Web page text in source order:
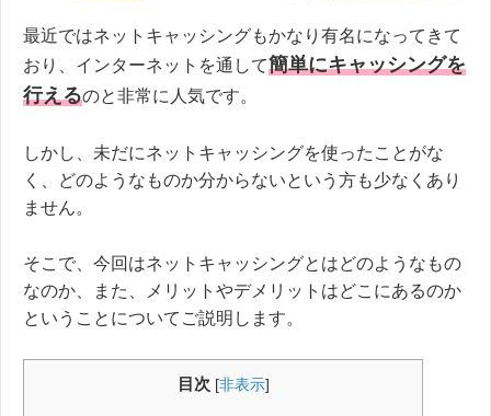
最近ではネットキャッシングもかなり有名になってきて
おり、インターネットを通して簡単にキャッシングを
行えるのと非常に人気です。
しかし、未だにネットキャッシングを使ったことがな
く、どのようなものか分からないという方も少なくあり
ません。
そこで、今回はネットキャッシングとはどのようなもの
なのか、また、メリットやデメリットはどこにあるのか
ということについてご説明します。
目次 [非表示]